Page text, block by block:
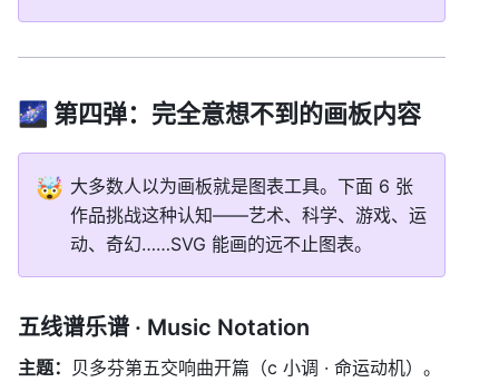
🌌 第四弹：完全意想不到的画板内容
🤯 大多数人以为画板就是图表工具。下面 6 张
作品挑战这种认知——艺术、科学、游戏、运
动、奇幻……SVG 能画的远不止图表。
五线谱乐谱 · Music Notation
主题： 贝多芬第五交响曲开篇（c 小调 · 命运动机）。